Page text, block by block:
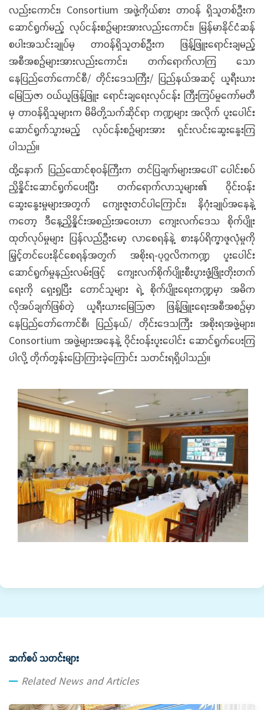
လည်းကောင်း၊ Consortium အဖွဲ့ကိုယ်စား တာဝန် ရှိသူတစ်ဦးက
ဆောင်ရွက်မည့် လုပ်ငန်းစဉ်များအားလည်းကောင်း၊ မြန်မာနိုင်ငံဆန်
စပါးအသင်းချုပ်မှ တာဝန်ရှိသူတစ်ဦးက ဖြန့်ဖြူးရောင်းချမည့်
အစီအစဉ်များအားလည်းကောင်း၊ တက်ရောက်လာကြ သော
နေပြည်တော်ကောင်စီ/ တိုင်းဒေသကြီး/ ပြည်နယ်အဆင့် ယူရီးယား
မြေဩဇာ ဝယ်ယူဖြန့်ဖြူး ရောင်းချရေးလုပ်ငန်း ကြီးကြပ်မှုကော်မတီ
မှ တာဝန်ရှိသူများက မိမိတို့သက်ဆိုင်ရာ ကဏ္ဍများ အလိုက် ပူးပေါင်း
ဆောင်ရွက်သွားမည့် လုပ်ငန်းစဉ်များအား ရှင်းလင်းဆွေးနွေးကြ
ပါသည်။
ထို့နောက် ပြည်ထောင်စုဝန်ကြီးက တင်ပြချက်များအပေါ် ပေါင်းစပ်
ညှိနှိုင်းဆောင်ရွက်ပေးပြီး တက်ရောက်လာသူများ၏ ဝိုင်းဝန်း
ဆွေးနွေးမှုများအတွက် ကျေးဇူးတင်ပါကြောင်း၊ နိဂုံးချုပ်အနေနဲ့
ကတော့ ဒီနေ့ညှိနှိုင်းအစည်းအဝေးဟာ ကျေးလက်ဒေသ စိုက်ပျိုး
ထုတ်လုပ်မှုများ ပြန်လည်ဦးမော့ လာစေရန်နဲ့ စားနပ်ရိက္ခာဖူလုံမှုကို
မြှင့်တင်ပေးနိုင်စေရန်အတွက် အစိုးရ-ပုဂ္ဂလိကကဏ္ဍ ပူးပေါင်း
ဆောင်ရွက်မှုနည်းလမ်းဖြင့် ကျေးလက်စိုက်ပျိုးစီးပွားဖွံ့ဖြိုးတိုးတက်
ရေးကို ရှေးရှုပြီး တောင်သူများ ရဲ့ စိုက်ပျိုးရေးကဏ္ဍမှာ အဓိက
လိုအပ်ချက်ဖြစ်တဲ့ ယူရီးယားမြေဩဇာ ဖြန့်ဖြူးရေးအစီအစဉ်မှာ
နေပြည်တော်ကောင်စီ၊ ပြည်နယ်/ တိုင်းဒေသကြီး အစိုးရအဖွဲ့များ၊
Consortium အဖွဲ့များအနေနဲ့ ဝိုင်းဝန်းပူးပေါင်း ဆောင်ရွက်ပေးကြ
ပါလို့ တိုက်တွန်းပြောကြားခဲ့ကြောင်း သတင်းရရှိပါသည်။
ဆက်စပ် သတင်းများ
Related News and Articles